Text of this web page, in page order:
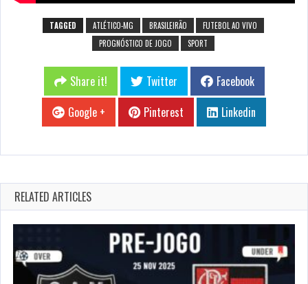
TAGGED ATLÉTICO-MG BRASILEIRÃO
FUTEBOL AO VIVO
PROGNÓSTICO DE JOGO
SPORT
Share it! Twitter
Facebook
Google +
Pinterest Linkedin
RELATED ARTICLES